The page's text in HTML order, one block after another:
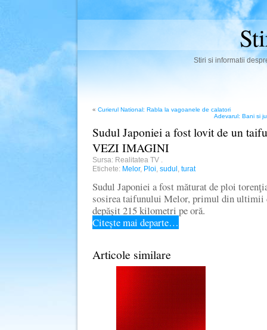
Stiri si informatii
« Curierul National: Rabla la vagoanele de calatori
Adevarul: Bani si
Sudul Japoniei a fost lovit de un
VEZI IMAGINI
Sursa: Realitatea TV
Etichete: Melor, Ploi sudul turat
Sudul Japoniei a fost măturat de ploi
sosirea taifunului Melor, primul din ultimii
depăşit 215 kilometri pe oră.
Citește mai departe…
Articole similare